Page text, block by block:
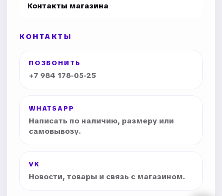
Контакты магазина
КОНТАКТЫ
ПОЗВОНИТЬ
+7 984 178-05-25
WHATSAPP
Написать по наличию, размеру или
самовывозу.
VK
Новости, товары и связь с магазином.